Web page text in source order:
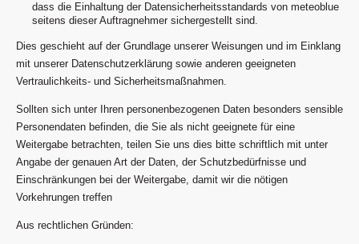
dass die Einhaltung der Datensicherheitsstandards von meteoblue
seitens dieser Auftragnehmer sichergestellt sind.
Dies geschieht auf der Grundlage unserer Weisungen und im Einklang
mit unserer Datenschutzerklärung sowie anderen geeigneten
Vertraulichkeits- und Sicherheitsmaßnahmen.
Sollten sich unter Ihren personenbezogenen Daten besonders sensible
Personendaten befinden, die Sie als nicht geeignete für eine
Weitergabe betrachten, teilen Sie uns dies bitte schriftlich mit unter
Angabe der genauen Art der Daten, der Schutzbedürfnisse und
Einschränkungen bei der Weitergabe, damit wir die nötigen
Vorkehrungen treffen
Aus rechtlichen Gründen: